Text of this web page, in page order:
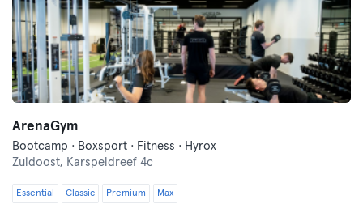
ArenaGym
Bootcamp · Boxsport · Fitness · Hyrox
Zuidoost, Karspeldreef 4c
Essential Classic Premium Max